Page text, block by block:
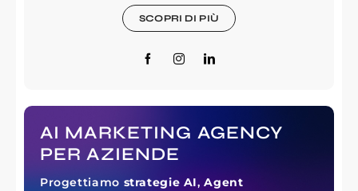
SCOPRI DI PIÙ
AI MARKETING AGENCY
PER AZIENDE
Progettiamo strategie AI,Agent